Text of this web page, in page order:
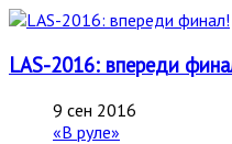
LAS-2016: впереди
9 сен 2016
«В руле»